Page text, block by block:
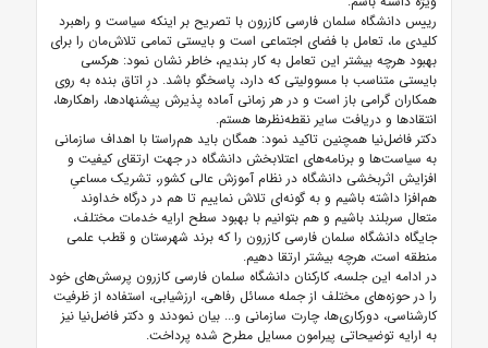
رییس دانشگاه سلمان فارسی کازرون با تصریح بر اینکه سیاست و راهبرد
کلیدی ما، تعامل با فضای اجتماعی است و بایستی تمامی تلاش‌مان را برای
بهبود هرچه بیشتر این تعامل به کار بندیم، خاطر نشان نمود: هرکسی
بایستی متناسب با مسوولیتی که دارد، پاسخگو باشد. درِ اتاق بنده به روی
همکاران گرامی باز است و در هر زمانی آماده پذیرش پیشنهادها، راهکارها،
انتقادها و دریافت سایر نقطه‌نظرها هستم.
دکتر فاضل‌نیا همچنین تاکید نمود: همگان باید هم‌راستا با اهداف سازمانی
به سیاست‌ها و برنامه‌های اعتلابخش دانشگاه در جهت ارتقای کیفیت و
افزایش اثربخشی دانشگاه در نظام آموزش عالی کشور، تشریک مساعیِ
هم‌افزا داشته باشیم و به گونه‌ای تلاش نماییم تا هم در درگاه خداوند
متعال سربلند باشیم و هم بتوانیم با بهبود سطح ارایه خدمات مختلف،
جایگاه دانشگاه سلمان فارسی کازرون را که برند شهرستان و قطب علمی
منطقه است، هرچه بیشتر ارتقا دهیم.
در ادامه این جلسه، کارکنان دانشگاه سلمان فارسی کازرون پرسش‌های خود
را در حوزه‌های مختلف از جمله مسائل رفاهی، ارزشیابی، استفاده از ظرفیت
کارشناسی، دورکاری‌ها، چارت سازمانی و... بیان نمودند و دکتر فاضل‌نیا نیز
به ارایه توضیحاتی پیرامون مسایل مطرح شده پرداخت.